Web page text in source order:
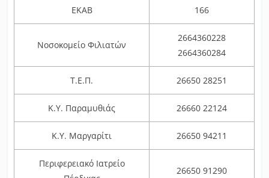
ΕΚΑΒ 166
Νοσοκομείο Φιλιατών
2664360228
2664360284
Τ.Ε.Π. 26650 28251
Κ.Υ. Παραμυθιάς 26660 22124
Κ.Υ. Μαργαρίτι 26650 94211
Περιφερειακό Ιατρείο
26650 91290